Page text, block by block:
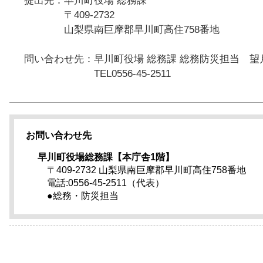
〒409-2732
山梨県南巨摩郡早川町高住758番地
問い合わせ先：早川町役場 総務課 総務防災担当 望
TEL0556-45-2511
お問い合わせ先
早川町役場総務課【本庁舎1階】
〒409-2732 山梨県南巨摩郡早川町高住758番地
電話:0556-45-2511（代表）
●総務・防災担当